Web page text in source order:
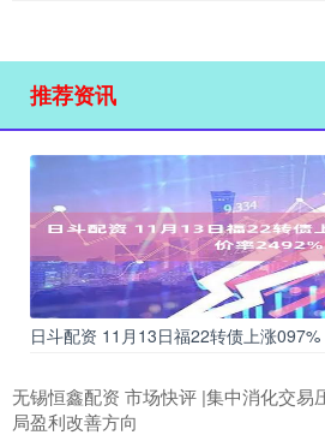
推荐资讯
日斗配资 11月13日福22转债上涨
无锡恒鑫配资 市场快评 |集中消化交易
局盈利改善方向